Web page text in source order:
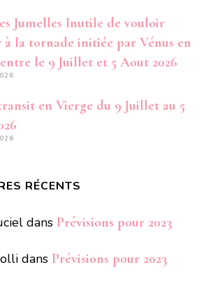
Jumelles Inutile de vouloir
à la tornade initiée par Vénus en
le 9 Juillet et 5 Aout 2026
en Vierge du 9 Juillet au 5
RÉCENTS
dans Prévisions pour 2023
dans Prévisions pour 2023